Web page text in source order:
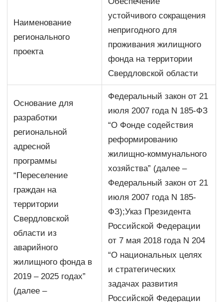
Наименование
регионального
проекта
устойчивого сокращения
непригодного для
проживания жилищного
фонда на территории
Свердловской области
Основание для
разработки
региональной
адресной
программы
“Переселение
граждан на
территории
Свердловской
области из
аварийного
жилищного фонда в
2019 – 2025 годах”
(далее –
Федеральный закон от 21
июля 2007 года N 185-ФЗ
“О Фонде содействия
реформированию
жилищно-коммунального
хозяйства” (далее –
Федеральный закон от 21
июля 2007 года N 185-
ФЗ);Указ Президента
Российской Федерации
от 7 мая 2018 года N 204
“О национальных целях
и стратегических
задачах развития
Российской Федерации